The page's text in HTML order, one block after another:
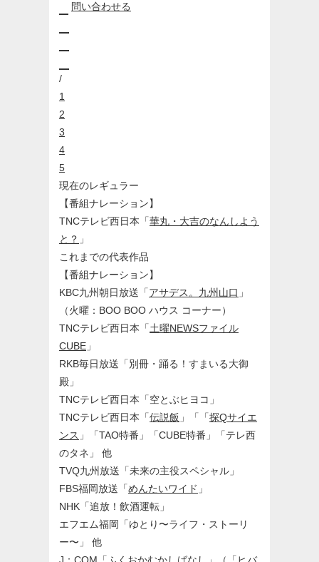
問い合わせる
/
1
2
3
4
5
現在のレギュラー
【番組ナレーション】
TNCテレビ西日本「華丸・大吉のなんしよう
と？ 」
これまでの代表作品
【番組ナレーション】
KBC九州朝日放送「アサデス。九州山口 」
（火曜：BOO BOO ハウス コーナー）
TNCテレビ西日本「土曜NEWSファイル
CUBE 」
RKB毎日放送「別冊・踊る！すまいる大御
殿」
TNCテレビ西日本「空とぶヒヨコ」
TNCテレビ西日本「伝説飯 」「「探Qサイエ
ンス 」「TAO特番」「CUBE特番」「テレ西
のタネ」 他
TVQ九州放送「未来の主役スペシャル」
FBS福岡放送「めんたいワイド 」
NHK「追放！飲酒運転」
エフエム福岡「ゆとり〜ライフ・ストーリ
ー〜」 他